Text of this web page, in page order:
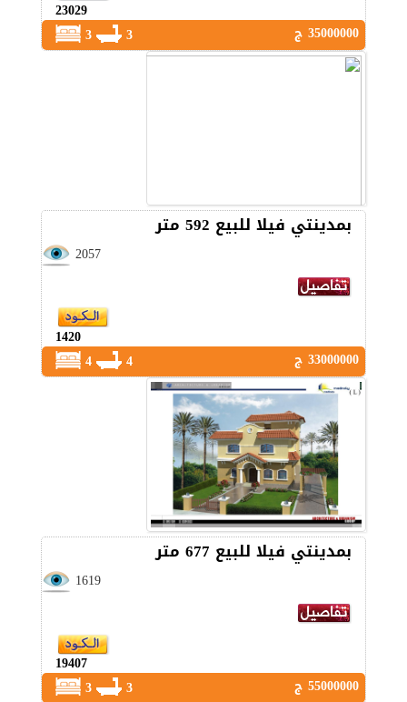
23029
35000000 ج
3
بمدينتي فيلا للبيع 592 متر
2057
1420
33000000 ج
4
بمدينتي فيلا للبيع 677 متر
1619
19407
55000000 ج
3